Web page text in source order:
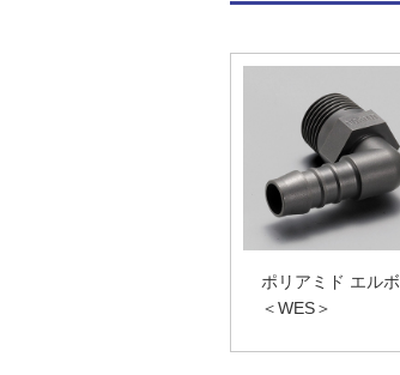
ポリアミド エルボ
＜WES＞